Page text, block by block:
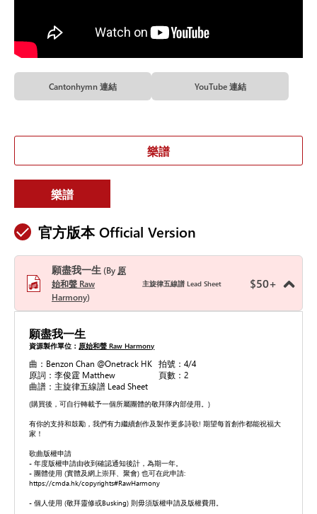
Cantonhymn 連結 YouTube 連結
樂譜
樂譜
官方版本 Official Version
願盡我一生 By 原
始和聲 Raw
Harmony
主旋律五線譜 Lead Sheet $50+
願盡我一生
資源製作單位： 原始和聲 Raw Harmony
曲：Benzon Chan @Onetrack HK
原詞：李俊霆 Matthew
曲譜：主旋律五線譜 Lead Sheet
拍號：4/4
頁數：2
(購買後，可自行轉載予一個所屬團體的敬拜隊內部使用。)
有你的支持和鼓勵，我們有力繼續創作及製作更多詩歌! 期望每首創作都能祝福大
家！
歌曲版權申請
- 年度版權申請由收到確認通知後計，為期一年。
- 團體使用 (實體及網上崇拜、聚會) 也可在此申請:
https://cmda.hk/copyrights#RawHarmony
- 個人使用 (敬拜靈修或Busking) 則毋須版權申請及版權費用。